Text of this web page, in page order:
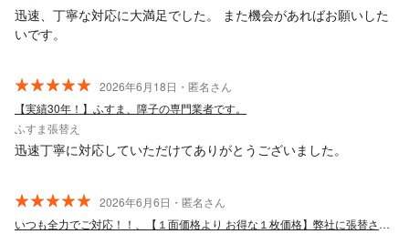
迅速、丁寧な対応に大満足でした。 また機会があればお願いした
いです。
2026年6月18日・匿名さん
【実績30年！】ふすま、障子の専門業者です。
ふすま張替え
迅速丁寧に対応していただけてありがとうございました。
2026年6月6日・匿名さん
いつも全力でご対応！！、【１面価格より お得な１枚価格】弊社に張替させて下さい！